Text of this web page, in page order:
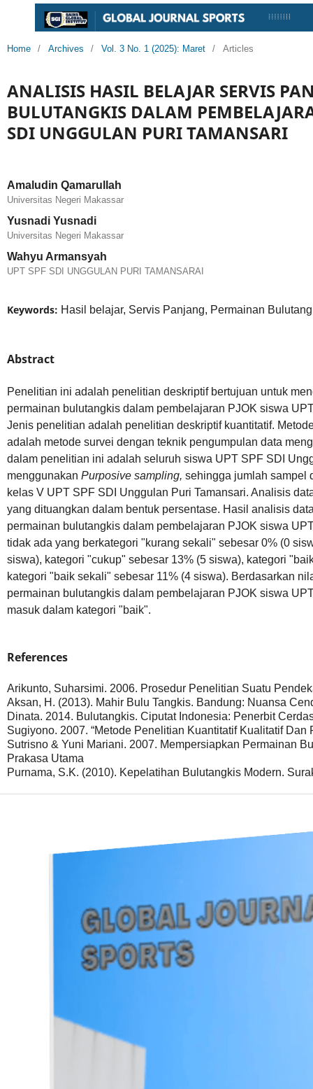
Home / Archives / Vol. 3 No. 1 (2025): Maret / Articles
ANALISIS HASIL BELAJAR SERVIS
BULUTANGKIS DALAM
SDI UNGGULAN PURI TAMANSARI
Amaludin Qamarullah
Universitas Negeri Makassar
Yusnadi Yusnadi
Universitas Negeri Makassar
Wahyu Armansyah
UPT SPF SDI UNGGULAN PURI TAMANSARAI
Keywords: Hasil belajar, Servis Panjang, Permainan
Abstract
Penelitian ini adalah penelitian deskriptif bertujuan untuk
permainan bulutangkis dalam pembelajaran PJOK siswa
Jenis penelitian adalah penelitian deskriptif kuantitatif.
adalah metode survei dengan teknik pengumpulan data
dalam penelitian ini adalah seluruh siswa UPT SPF SDI
menggunakan Purposive sampling, sehingga jumlah sampel
kelas V UPT SPF SDI Unggulan Puri Tamansari. Analisis
yang dituangkan dalam bentuk persentase. Hasil analisis
permainan bulutangkis dalam pembelajaran PJOK siswa
tidak ada yang berkategori "kurang sekali" sebesar 0% (0
siswa), kategori "cukup" sebesar 13% (5 siswa), kategori
kategori "baik sekali" sebesar 11% (4 siswa). Berdasarkan
permainan bulutangkis dalam pembelajaran PJOK siswa
masuk dalam kategori "baik".
References
Arikunto, Suharsimi. 2006. Prosedur Penelitian Suatu
Aksan, H. (2013). Mahir Bulu Tangkis. Bandung: Nuansa
Dinata. 2014. Bulutangkis. Ciputat Indonesia: Penerbit
Sugiyono. 2007. “Metode Penelitian Kuantitatif Kualitatif Dan
Sutrisno & Yuni Mariani. 2007. Mempersiapkan Permainan
Prakasa Utama
Purnama, S.K. (2010). Kepelatihan Bulutangkis Modern.